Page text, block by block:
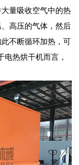
量吸收空气中的热
高压的气体，然后
不断循环加热，可
热烘干机而言，